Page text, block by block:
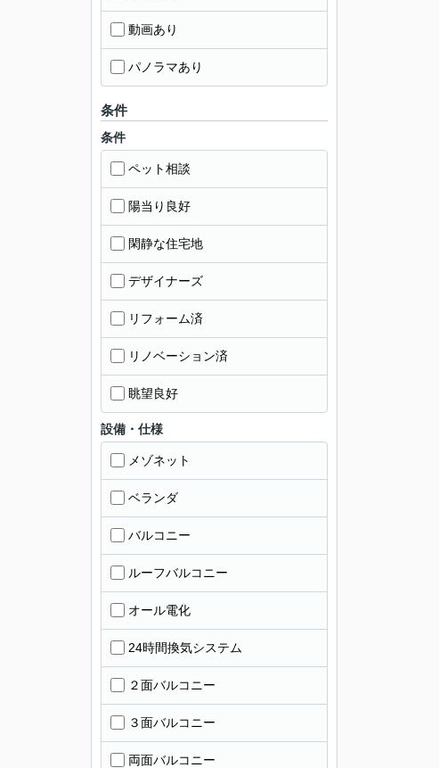
動画あり
パノラマあり
条件
条件
ペット相談
陽当り良好
閑静な住宅地
デザイナーズ
リフォーム済
リノベーション済
眺望良好
設備・仕様
メゾネット
ベランダ
バルコニー
ルーフバルコニー
オール電化
24時間換気システム
２面バルコニー
３面バルコニー
両面バルコニー